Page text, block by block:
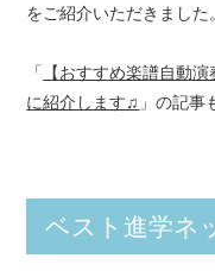
をご紹介いただきました
「
【おすすめ楽譜自動
に紹介します♫ 」の記事
ベスト進学ネ